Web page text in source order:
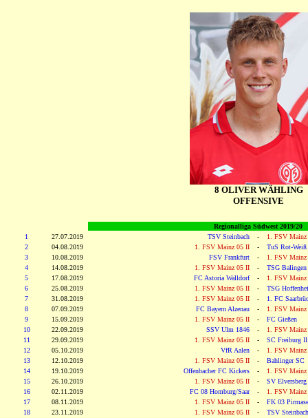
8 OLIVER WÄHLING
OFFENSIVE
Regionalliga Südwest 2019/20
1
27.07.2019 TSV Steinbach -
1. FSV
2
04.08.2019 1. FSV Mainz 05 II -
TuS Rot-
3
10.08.2019 FSV Frankfurt -
1. FSV
4
14.08.2019 1. FSV Mainz 05 II -
TSG Balingen
5
17.08.2019 FC Astoria Walldorf -
1. FSV
6
25.08.2019 1. FSV Mainz 05 II -
TSG
7
31.08.2019 1. FSV Mainz 05 II -
1. FC
8
07.09.2019 FC Bayern Alzenau -
1. FSV
9
15.09.2019 1. FSV Mainz 05 II -
FC Gießen
10
22.09.2019 SSV Ulm 1846 -
1. FSV
11
29.09.2019 1. FSV Mainz 05 II -
SC Freiburg II
12
05.10.2019 VfR Aalen -
1. FSV
13
12.10.2019 1. FSV Mainz 05 II -
Bahlinger SC
14
19.10.2019 Offenbacher FC Kickers -
1. FSV
15
26.10.2019 1. FSV Mainz 05 II -
SV Elversberg
16
02.11.2019 FC 08 Homburg/Saar -
1. FSV
17
08.11.2019 1. FSV Mainz 05 II -
FK 03
18
23.11.2019 1. FSV Mainz 05 II -
TSV Steinbach